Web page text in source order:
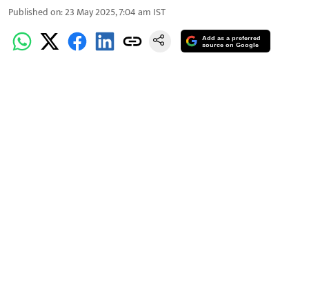
Published on:23 May 2025, 7:04 am IST
Add as a preferred
source on Google